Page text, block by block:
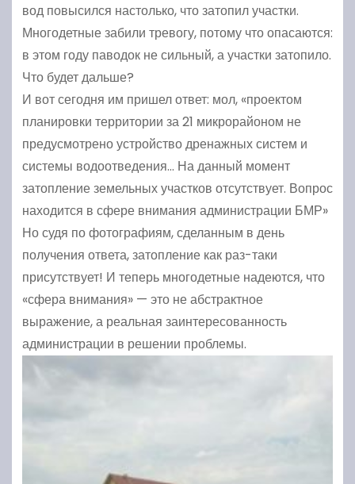
вод повысился настолько, что затопил участки.
Многодетные забили тревогу, потому что опасаются:
в этом году паводок не сильный, а участки затопило.
Что будет дальше?
И вот сегодня им пришел ответ: мол, «проектом
планировки территории за 21 микрорайоном не
предусмотрено устройство дренажных систем и
системы водоотведения… На данный момент
затопление земельных участков отсутствует. Вопрос
находится в сфере внимания администрации БМР»
Но судя по фотографиям, сделанным в день
получения ответа, затопление как раз-таки
присутствует! И теперь многодетные надеются, что
«сфера внимания» — это не абстрактное
выражение, а реальная заинтересованность
администрации в решении проблемы.